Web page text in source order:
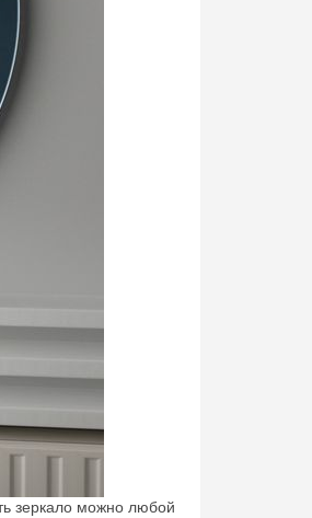
зеркало можно любой